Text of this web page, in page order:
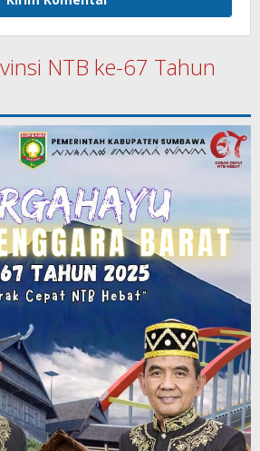
NTB ke-67 Tahun